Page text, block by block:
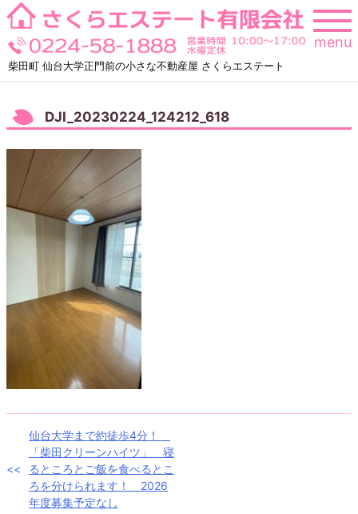
Skip
to
content
柴田町 仙台大学正門前の小さな不動産屋 さくらエステート
menu
DJI_20230224_124212_618
稿
仙台大学まで約徒歩4分！
「柴田クリーンハイツ」 寝
るところとご飯を食べるとこ
ろを分けられます！ 2026
年度募集予定なし